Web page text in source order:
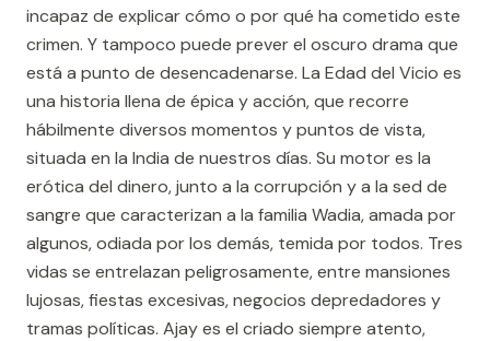
incapaz de explicar cómo o por qué ha cometido este
crimen. Y tampoco puede prever el oscuro drama que
está a punto de desencadenarse. La Edad del Vicio es
una historia llena de épica y acción, que recorre
hábilmente diversos momentos y puntos de vista,
situada en la India de nuestros días. Su motor es la
erótica del dinero, junto a la corrupción y a la sed de
sangre que caracterizan a la familia Wadia, amada por
algunos, odiada por los demás, temida por todos. Tres
vidas se entrelazan peligrosamente, entre mansiones
lujosas, fiestas excesivas, negocios depredadores y
tramas políticas. Ajay es el criado siempre atento,